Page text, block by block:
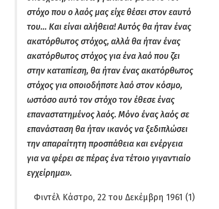
στόχο που ο λαός μας είχε θέσει στον εαυτό
του… Και είναι αλήθεια! Αυτός θα ήταν ένας
ακατόρθωτος στόχος, αλλά θα ήταν ένας
ακατόρθωτος στόχος για ένα λαό που ζει
στην καταπίεση, θα ήταν ένας ακατόρθωτος
στόχος για οποιοδήποτε λαό στον κόσμο,
ωστόσο αυτό τον στόχο τον έθεσε ένας
επαναστατημένος λαός. Μόνο ένας λαός σε
επανάσταση θα ήταν ικανός να ξεδιπλώσει
την απαραίτητη προσπάθεια και ενέργεια
για να φέρει σε πέρας ένα τέτοιο γιγαντιαίο
εγχείρημα».
Φιντέλ Κάστρο, 22 του Δεκέμβρη 1961 (1)